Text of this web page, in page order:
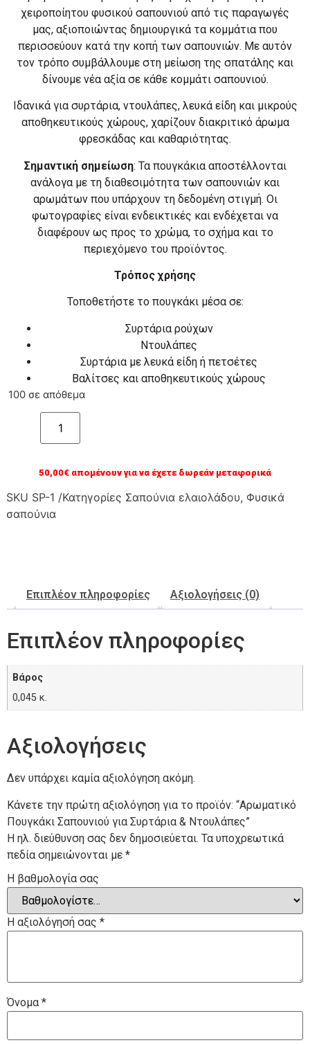
χειροποίητου φυσικού σαπουνιού από τις παραγωγές
μας, αξιοποιώντας δημιουργικά τα κομμάτια που
περισσεύουν κατά την κοπή των σαπουνιών. Με αυτόν
τον τρόπο συμβάλλουμε στη μείωση της σπατάλης και
δίνουμε νέα αξία σε κάθε κομμάτι σαπουνιού.
Ιδανικά για συρτάρια, ντουλάπες, λευκά είδη και μικρούς
αποθηκευτικούς χώρους, χαρίζουν διακριτικό άρωμα
φρεσκάδας και καθαριότητας.
Σημαντική σημείωση: Τα πουγκάκια αποστέλλονται
ανάλογα με τη διαθεσιμότητα των σαπουνιών και
αρωμάτων που υπάρχουν τη δεδομένη στιγμή. Οι
φωτογραφίες είναι ενδεικτικές και ενδέχεται να
διαφέρουν ως προς το χρώμα, το σχήμα και το
περιεχόμενο του προϊόντος.
Τρόπος χρήσης
Τοποθετήστε το πουγκάκι μέσα σε:
Συρτάρια ρούχων
Ντουλάπες
Συρτάρια με λευκά είδη ή πετσέτες
Βαλίτσες και αποθηκευτικούς χώρους
100 σε απόθεμα
50,00€ απομένουν για να έχετε δωρεάν μεταφορικά
SKU SP-1 /Κατηγορίες Σαπούνια ελαιολάδου, Φυσικά
σαπούνια
Επιπλέον πληροφορίες Αξιολογήσεις (0)
Επιπλέον πληροφορίες
Βάρος
0,045 κ.
Αξιολογήσεις
Δεν υπάρχει καμία αξιολόγηση ακόμη.
Κάνετε την πρώτη αξιολόγηση για το προϊόν: “Αρωματικό
Πουγκάκι Σαπουνιού για Συρτάρια & Ντουλάπες”
Η ηλ. διεύθυνση σας δεν δημοσιεύεται. Τα υποχρεωτικά
πεδία σημειώνονται με *
Η βαθμολογία σας
Η αξιολόγησή σας *
Όνομα *